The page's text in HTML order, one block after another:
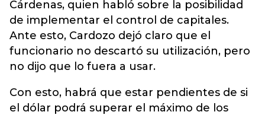
Cárdenas, quien habló sobre la posibilidad
de implementar el control de capitales.
Ante esto, Cardozo dejó claro que el
funcionario no descartó su utilización, pero
no dijo que lo fuera a usar.
Con esto, habrá que estar pendientes de si
el dólar podrá superar el máximo de los